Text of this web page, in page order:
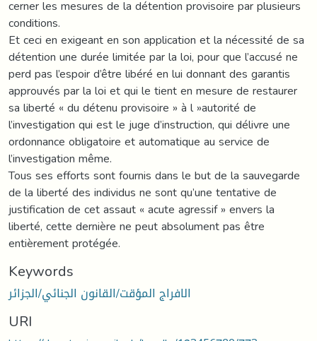
cerner les mesures de la détention provisoire par plusieurs
conditions.
Et ceci en exigeant en son application et la nécessité de sa
détention une durée limitée par la loi, pour que l’accusé ne
perd pas l’espoir d’être libéré en lui donnant des garantis
approuvés par la loi et qui le tient en mesure de restaurer
sa liberté « du détenu provisoire » à l »autorité de
l’investigation qui est le juge d’instruction, qui délivre une
ordonnance obligatoire et automatique au service de
l’investigation même.
Tous ses efforts sont fournis dans le but de la sauvegarde
de la liberté des individus ne sont qu’une tentative de
justification de cet assaut « acute agressif » envers la
liberté, cette dernière ne peut absolument pas être
entièrement protégée.
Keywords
الافراج المؤقت/القانون الجنائي/الجزائر
URI